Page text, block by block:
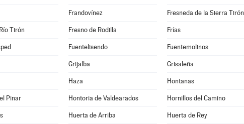
Frandovínez Fresneda de la Sierra Tirón
Tirón Fresno de Rodilla Frías
Fuentelisendo Fuentemolinos
Grijalba Grisaleña
Haza Hontanas
Pinar Hontoria de Valdearados Hornillos del Camino
Huerta de Arriba Huerta de Rey